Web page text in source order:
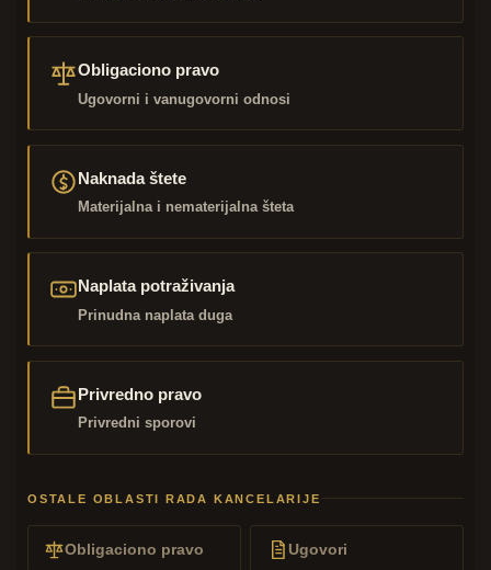
Obligaciono pravo
Ugovorni i vanugovorni odnosi
Naknada štete
Materijalna i nematerijalna šteta
Naplata potraživanja
Prinudna naplata duga
Privredno pravo
Privredni sporovi
OSTALE OBLASTI RADA KANCELARIJE
Obligaciono pravo Ugovori